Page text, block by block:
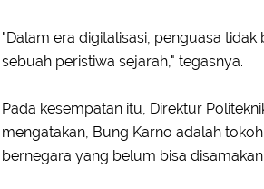
"Dalam era digitalisasi, penguasa
sebuah peristiwa sejarah," tegasnya.
Pada kesempatan itu, Direktur
mengatakan, Bung Karno adalah
bernegara yang belum bisa